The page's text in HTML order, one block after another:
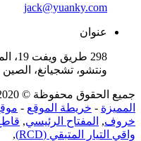
jack@yuanky.com
عنوان
298
ونتشو، تشجيانغ، الصين
جميع الحقوق محفوظة © 2020 - 2026 الدعم الفني:
المميزة - خريطة الموقع -
خروف, المفتاح الرئيسي,
واقي التيار المتبقي (RCD)
,